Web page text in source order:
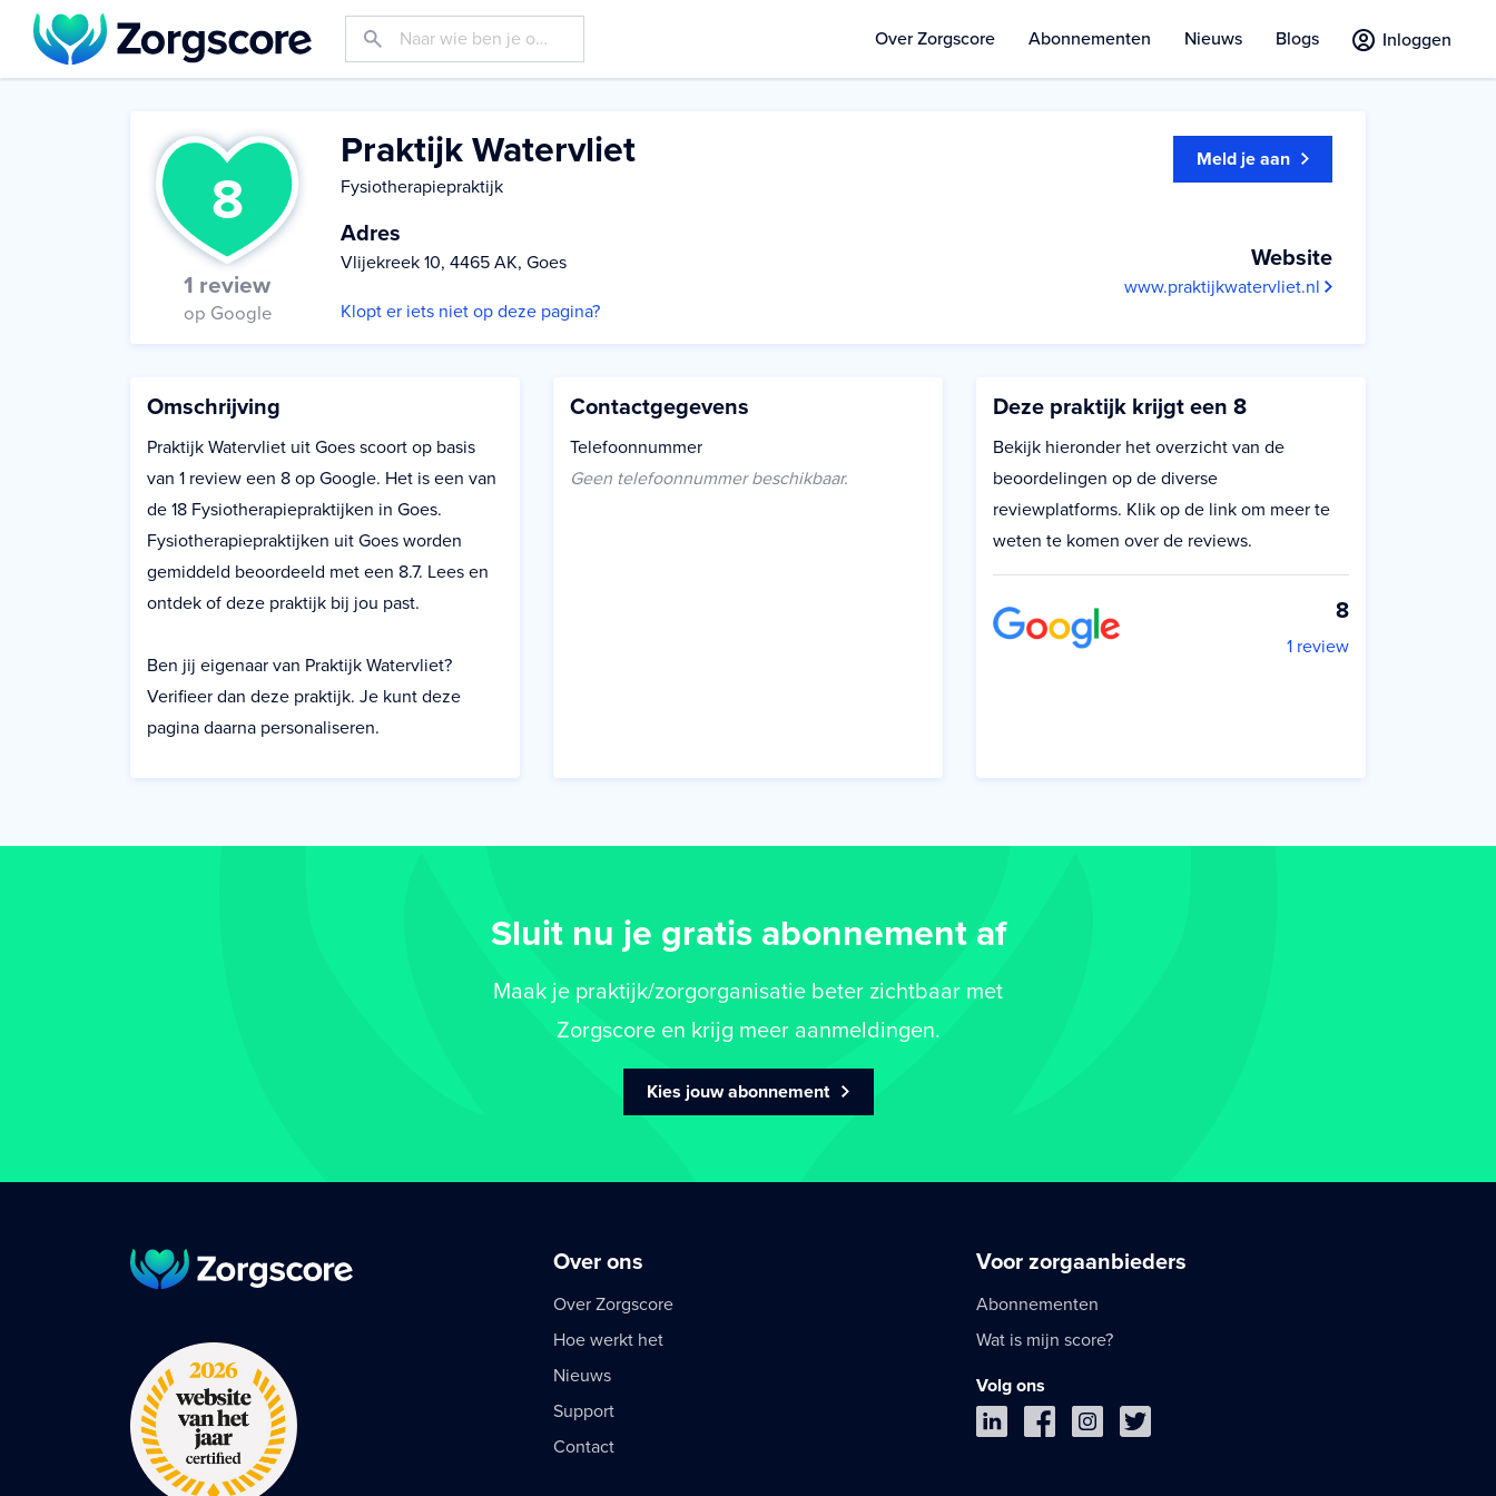
Over Zorgscore Abonnementen Nieuws Blogs Inloggen
8
1 review
op Google
Praktijk Watervliet
Fysiotherapiepraktijk
Adres
Vlijekreek 10, 4465 AK, Goes
Klopt er iets niet op deze pagina?
Meld je aan
Website
www.praktijkwatervliet.nl
Omschrijving
Praktijk Watervliet uit Goes scoort op basis
van 1 review een 8 op Google. Het is een van
de 18 Fysiotherapiepraktijken in Goes.
Fysiotherapiepraktijken uit Goes worden
gemiddeld beoordeeld met een 8.7. Lees en
ontdek of deze praktijk bij jou past.
Ben jij eigenaar van Praktijk Watervliet?
Verifieer dan deze praktijk. Je kunt deze
pagina daarna personaliseren.
Contactgegevens
Telefoonnummer
Geen telefoonnummer beschikbaar.
Deze praktijk krijgt een 8
Bekijk hieronder het overzicht van de
beoordelingen op de diverse
reviewplatforms. Klik op de link om meer te
weten te komen over de reviews.
8
1 review
Sluit nu je gratis abonnement af
Maak je praktijk/zorgorganisatie beter zichtbaar met
Zorgscore en krijg meer aanmeldingen.
Kies jouw abonnement
Over ons
Over Zorgscore
Hoe werkt het
Nieuws
Support
Contact
Voor zorgaanbieders
Abonnementen
Wat is mijn score?
Volg ons